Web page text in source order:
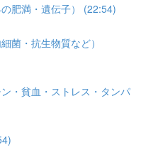
肥満・遺伝子） (22:54)
菌・抗生物質など）
・貧血・ストレス・タンパ